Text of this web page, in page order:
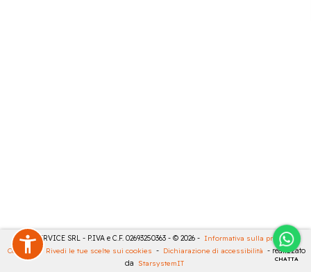
CHATTA
CASA SERVICE SRL - P.IVA e C.F. 02693250363 - © 2026 - Informativa sulla privacy -
Cookies
- Rivedi le tue scelte sui cookies - Dichiarazione di accessibilità - realizzato
da StarsystemIT